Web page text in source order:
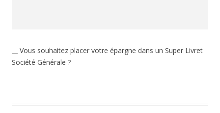
__ Vous souhaitez placer votre épargne dans un Super Livret
Société Générale ?